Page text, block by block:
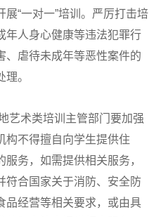
“一对一”培训。严厉打击培
年人身心健康等违法犯罪行
、虐待未成年等恶性案件的
。
艺术类培训主管部门要加强
构不得擅自向学生提供住
务，如需提供相关服务，
符合国家关于消防、安全防
品经营等相关要求，或由具